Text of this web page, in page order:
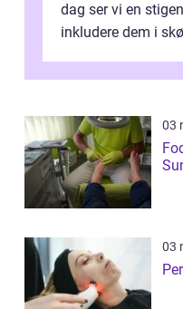
dag ser vi en
inkludere dem i
03
03